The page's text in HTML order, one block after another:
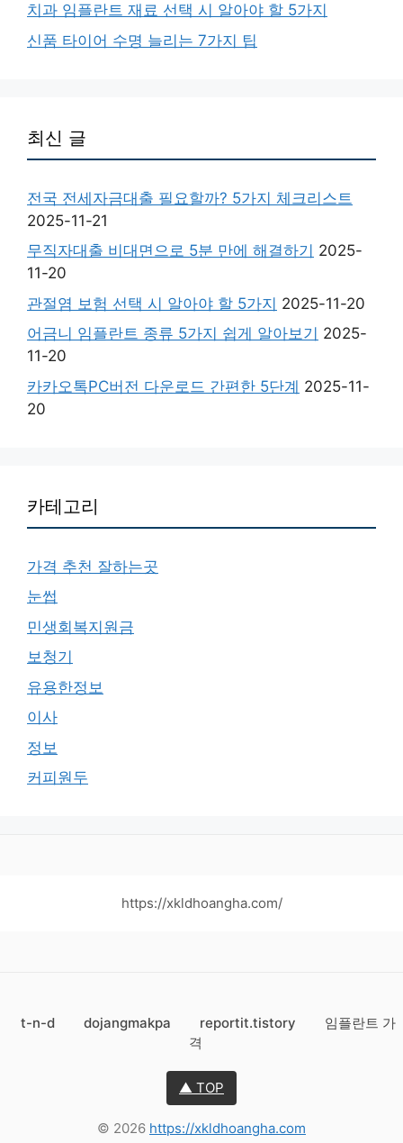
치과 임플란트 재료 선택 시 알아야 할 5가지
신품 타이어 수명 늘리는 7가지 팁
최신 글
전국 전세자금대출 필요할까? 5가지 체크리스트
2025-11-21
무직자대출 비대면으로 5분 만에 해결하기 2025-
11-20
관절염 보험 선택 시 알아야 할 5가지 2025-11-20
어금니 임플란트 종류 5가지 쉽게 알아보기 2025-
11-20
카카오톡PC버전 다운로드 간편한 5단계 2025-11-
20
카테고리
가격 추천 잘하는곳
눈썹
민생회복지원금
보청기
유용한정보
이사
정보
커피원두
https://xkldhoangha.com/
t-n-d dojangmakpa reportit.tistory
임플란트 가
격
▲ TOP
© 2026 https://xkldhoangha.com